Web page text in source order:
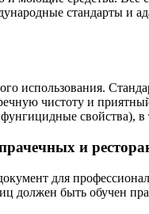
стандарты и
использования.
чистоту и
свойства), в
и
для
должен быть обучен